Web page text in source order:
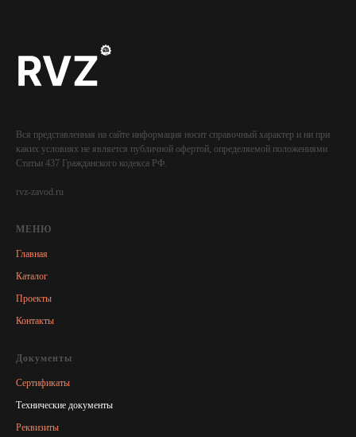
Вся представленная на сайте информация носит справочный характер и ни при
каких условиях не является публичной офертой, определяемой положениями
Статьи 437 Гражданского кодекса РФ.
rvz-zavod.ru
МЕНЮ
Главная
Каталог
Проекты
Контакты
Документы
Сертификаты
Технические документы
Реквизиты